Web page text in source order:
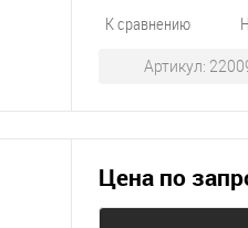
К сравнению
Артикул:
Цена по